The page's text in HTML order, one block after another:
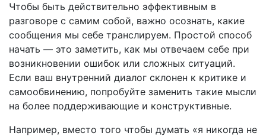
Чтобы быть действительно эффективным в
разговоре с самим собой, важно осознать, какие
сообщения мы себе транслируем. Простой способ
начать — это заметить, как мы отвечаем себе при
возникновении ошибок или сложных ситуаций.
Если ваш внутренний диалог склонен к критике и
самообвинению, попробуйте заменить такие мысли
на более поддерживающие и конструктивные.
Например, вместо того чтобы думать «я никогда не